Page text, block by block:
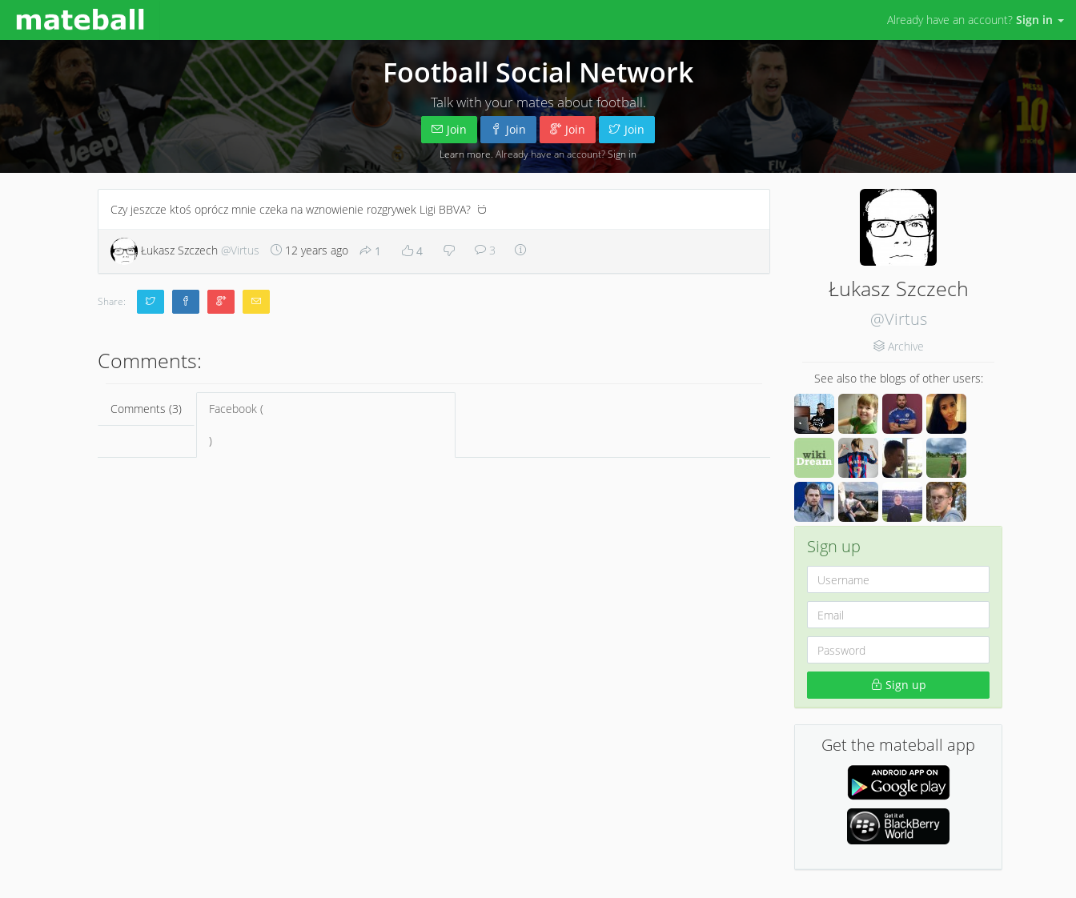
Already have an account? Sign in
Football Social Network
Talk with your mates about football.
Join Join Join Join
Learn more . Already have an account?Sign in
Czy jeszcze ktoś oprócz mnie czeka na wznowienie rozgrywek Ligi BBVA? :D
Łukasz Szczech @Virtus 12 years ago 1 4 3
Share:
Comments:
Comments (3) Facebook (
)
Łukasz Szczech
@Virtus
Archive
See also the blogs of other users:
Sign up
Sign up
Get the mateball app